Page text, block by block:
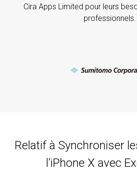
Cira Apps Limited pour leurs
professionnels.
Relatif à Synchroniser
l’iPhone X avec